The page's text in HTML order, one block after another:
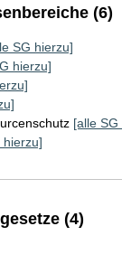
(6)
SG hierzu]
hierzu]
[alle SG
hierzu]
(4)